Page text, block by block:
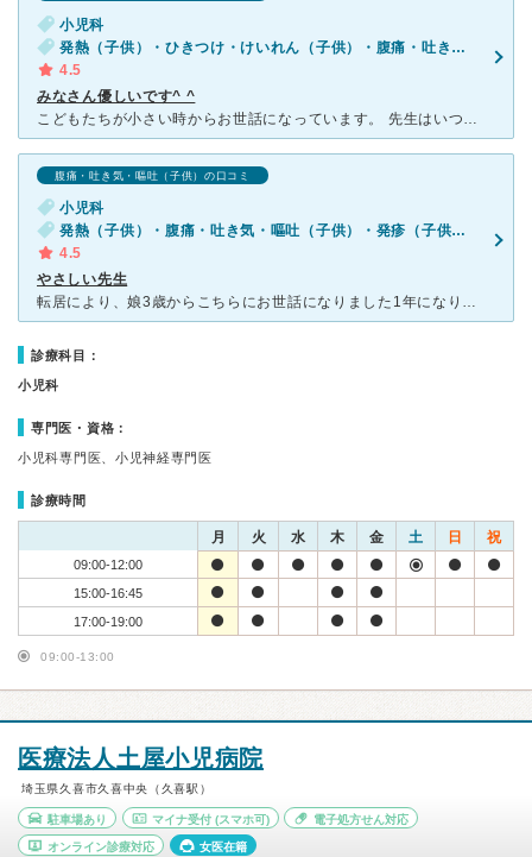
小児科
発熱（子供）・ひきつけ・けいれん（子供）・腹痛・吐き気・嘔吐（子供）・咳・呼吸困難（子供）・下痢（子供）
4.5
みなさん優しいです^ ^
こどもたちが小さい時からお世話になっています。 先生はいつも優しくて、話もよく聞いてくださるし、説明も丁寧です。こどもにも優しく接してくださいます。 受付の方やナースの方もみなさん親切で、イヤな顔
腹痛・吐き気・嘔吐（子供）の口コミ
小児科
発熱（子供）・腹痛・吐き気・嘔吐（子供）・発疹（子供）・咳・呼吸困難（子供）
4.5
やさしい先生
転居により、娘3歳からこちらにお世話になりました1年になります。 ものすごく忙しそうな病院ですが、決してイライラすることなく一人一人を優しくみてくれます。 待ち時間も、ほとんど急なことで予
診療科目：
小児科
専門医・資格：
小児科専門医、小児神経専門医
診療時間
月 火 水 木 金 土 日 祝
09:00-12:00
15:00-16:45
17:00-19:00
09:00-13:00
医療法人土屋小児病院
埼玉県久喜市久喜中央（久喜駅）
駐車場あり マイナ受付(スマホ可) 電子処方せん対応
オンライン診療対応 女医在籍